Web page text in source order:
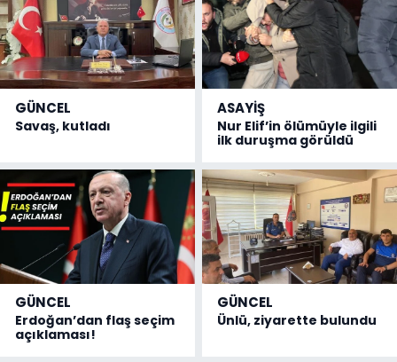
GÜNCEL
Savaş, kutladı
ASAYİŞ
Nur Elif’in ölümüyle ilgili
ilk duruşma görüldü
GÜNCEL
Erdoğan’dan flaş seçim
açıklaması!
GÜNCEL
Ünlü, ziyarette bulundu